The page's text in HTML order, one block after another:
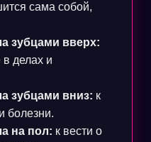
сама собой,
зубцами вверх:
в делах и
зубцами вниз: к
болезни.
на пол: к вести о